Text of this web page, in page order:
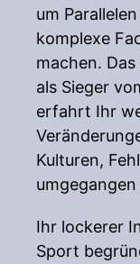
um
komplexe
machen.
als Sieger
erfahrt Ihr
Kulturen,
Ihr lockerer
Sport